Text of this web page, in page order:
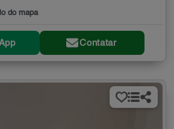
do mapa
Contatar